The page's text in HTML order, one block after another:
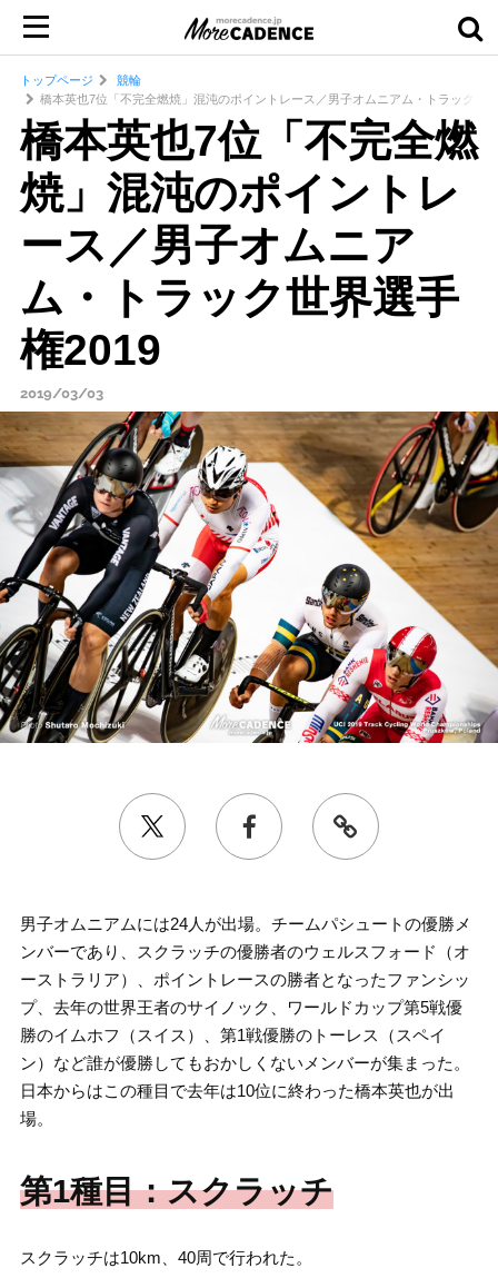
トップページ
競輪
橋本英也7位「不完全燃焼」混沌のポイントレース／男子オムニアム・トラック世
橋本英也7位「不完全燃
焼」混沌のポイントレ
ース／男子オムニア
ム・トラック世界選手
権2019
2019/03/03
男子オムニアムには24人が出場。チームパシュートの優勝メ
ンバーであり、スクラッチの優勝者のウェルスフォード（オ
ーストラリア）、ポイントレースの勝者となったファンシッ
プ、去年の世界王者のサイノック、ワールドカップ第5戦優
勝のイムホフ（スイス）、第1戦優勝のトーレス（スペイ
ン）など誰が優勝してもおかしくないメンバーが集まった。
日本からはこの種目で去年は10位に終わった橋本英也が出
場。
第1種目：スクラッチ
スクラッチは10km、40周で行われた。